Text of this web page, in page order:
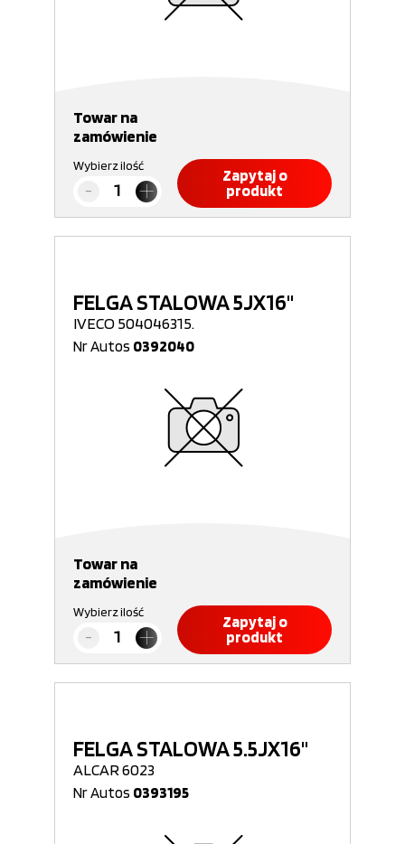
Towar na
zamówienie
Wybierz ilość
Zapytaj o
produkt
FELGA STALOWA 5JX16"
IVECO 504046315.
Nr Autos 0392040
Towar na
zamówienie
Wybierz ilość
Zapytaj o
produkt
FELGA STALOWA 5.5JX16"
ALCAR 6023
Nr Autos 0393195